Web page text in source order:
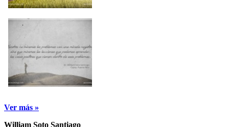
Ver más »
William Soto Santiago